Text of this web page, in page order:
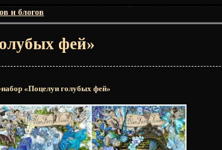
и блогов
фей»
«Поцелуи голубых фей»